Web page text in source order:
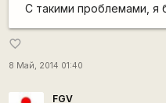
С такими проблемами, я
favorite_border
8 Май, 2014 01:40
FGV